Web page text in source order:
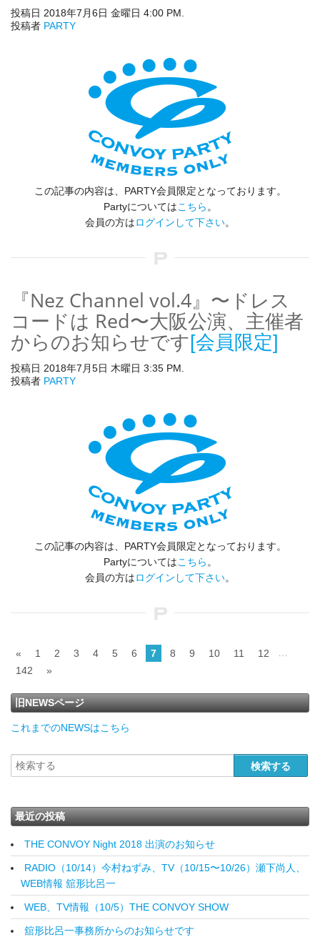
投稿日 2018年7月6日 金曜日 4:00 PM.
投稿者 PARTY
この記事の内容は、PARTY会員限定となっております。
Partyについてはこちら 。
会員の方はログインして下さい。
『Nez Channel vol.4』〜ドレス
コードは Red〜大阪公演、主催者
からのお知らせです [会員限定]
投稿日 2018年7月5日 木曜日 3:35 PM.
投稿者 PARTY
この記事の内容は、PARTY会員限定となっております。
Partyについてはこちら 。
会員の方はログインして下さい。
« 1 2 3 4 5 6 7 8 9 10 11 12
142
»
旧NEWSページ
これまでのNEWSはこちら
最近の投稿
THE CONVOY Night 2018 出演のお知らせ
RADIO（10/14）今村ねずみ、TV（10/15〜10/26）瀬下尚人、
WEB情報 舘形比呂一
WEB、TV情報（10/5）THE CONVOY SHOW
舘形比呂一事務所からのお知らせです